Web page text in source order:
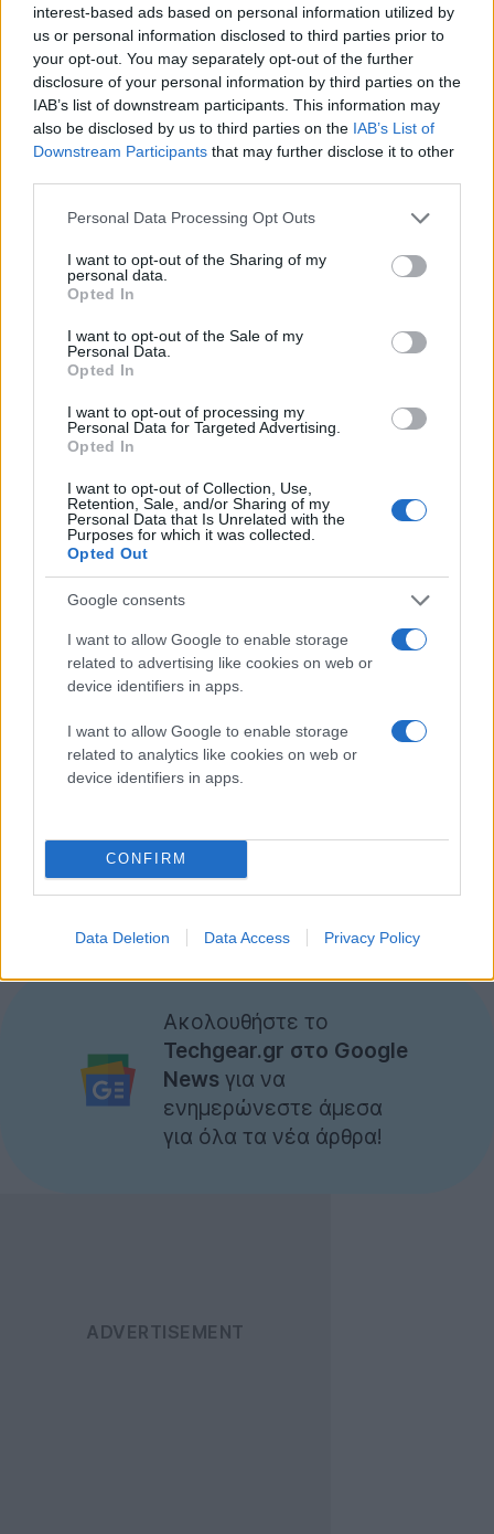
interest-based ads based on personal information utilized by
us or personal information disclosed to third parties prior to
your opt-out. You may separately opt-out of the further
disclosure of your personal information by third parties on the
IAB’s list of downstream participants. This information may
also be disclosed by us to third parties on the IAB’s List of
Downstream Participants that may further disclose it to other
Please note that this website/app uses one or more Google
not limited to your visit or usage behaviour. You may click to
grant or deny consent to Google and its third-party tags to
use your data for below specified purposes in below Google
consent section.
Personal Data Processing Opt Outs
I want to opt-out of the Sharing of my
personal data.
Opted In
I want to opt-out of the Sale of my
Personal Data.
Opted In
I want to opt-out of processing my
Personal Data for Targeted Advertising.
Opted In
I want to opt-out of Collection, Use,
Retention, Sale, and/or Sharing of my
Personal Data that Is Unrelated with the
Purposes for which it was collected.
Opted Out
Google consents
I want to allow Google to enable storage
related to advertising like cookies on web or
device identifiers in apps.
I want to allow Google to enable storage
related to analytics like cookies on web or
device identifiers in apps.
CONFIRM
Data Deletion Data Access Privacy Policy
Το iGBA βασίζεται στο open-source project GBA4iOS,
Κάνει καλά τη δουλειά του εξομοιώνοντας παιχνίδια
Game Boy. Μπορείτε να κατεβάσετε μια ROM Game
Boy Advance ή Game Boy Color από οποιαδήποτε πηγή
θέλετε και, στη συνέχεια, να την εγκαταστήσετε στο
iGBA για να την παίξετε. Είναι ένας πλήρως
εξοπλισμένος emulator με δυνατότητες όπως save
απτικής λειτουργίας και προβολή εξωτερικής οθόνης
Τώρα που ο iGBA, ο οποίος προσφέρει τη δυνατότητα
φόρτωσης και αναπαραγωγής κατεβασμένων ROMs,
είναι επίσημα διαθέσιμος στο App Store, ίσως δούμε
σύντομα και τονPPSSPP emulator
να καταφθάνει
App Store Link
Ακολουθήστε το
Techgear.gr στο Google
News για να
ενημερώνεστε άμεσα
για όλα τα νέα άρθρα!